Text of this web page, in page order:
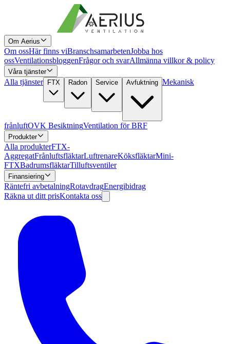
Om Aerius
Om ossHär finns viBranschsamarbetenJobba hos
ossVentilationsbloggenFrågor och svarAllmänna villkor & policy
Våra tjänster
Alla tjänster FTX Radon Service Avfuktning Mekanisk
frånluftOVK BesiktningVentilation för BRF
Produkter
Alla produkterFTX-
AggregatFrånluftsfläktarLuftrenareKöksfläktarMini-
FTXBadrumsfläktarTilluftsventiler
Finansiering
Räntefri avbetalningRotavdragEnergibidrag
Räkna ut ditt prisKontakta oss